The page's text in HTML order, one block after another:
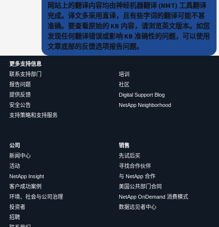
网站上的翻译内容均由神经机器翻译 (NMT) 工具翻译
完成。译文多采用直译，且有些字词的翻译可能不甚
准确。要查看原始的 KB 内容，请浏览英文版本。如您
发现任何翻译错误或影响 KB 准确性的问题，可以使用
文章底部的反馈选项报告问题。
更多支持信息
联系支持部门
报告问题
提供反馈
安全公告
支持策略和支持服务
培训
社区
Digital Support Blog
NetApp Neighborhood
公司
新闻中心
活动
NetApp Insight
客户成功案例
环境、社会与公司治理
投资者
招聘
销售
先试后买
寻找合作伙伴
与 NetApp 合作
美国公共部门合同
NetApp OnDemand 消费模式
数据远见者中心